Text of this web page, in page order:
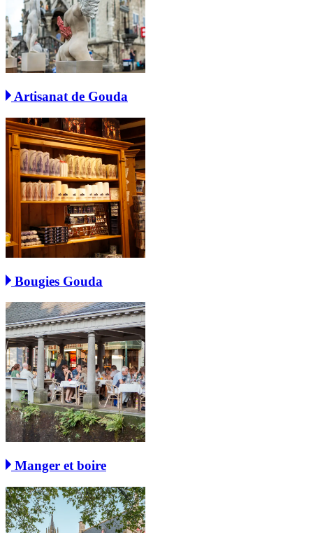
Artisanat de Gouda
Bougies Gouda
Manger et boire